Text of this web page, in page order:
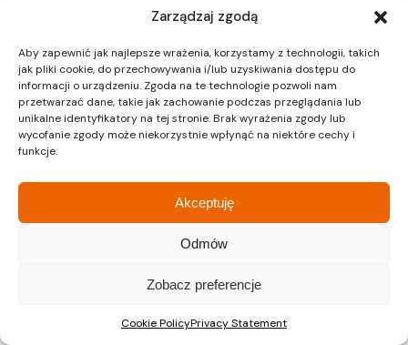
Zarządzaj zgodą
Aby zapewnić jak najlepsze wrażenia, korzystamy z technologii, takich
jak pliki cookie, do przechowywania i/lub uzyskiwania dostępu do
informacji o urządzeniu. Zgoda na te technologie pozwoli nam
przetwarzać dane, takie jak zachowanie podczas przeglądania lub
unikalne identyfikatory na tej stronie. Brak wyrażenia zgody lub
wycofanie zgody może niekorzystnie wpłynąć na niektóre cechy i
funkcje.
Akceptuję
Odmów
Zobacz preferencje
Cookie PolicyPrivacy Statement
Activ Investment|Polityka prywatności
Design by CTL MEDIA | Strona www: Proformat